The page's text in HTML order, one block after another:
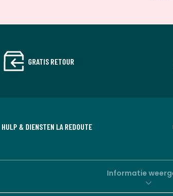
GRATIS RETOUR
HULP & DIENSTEN LA REDOUTE
Informatie